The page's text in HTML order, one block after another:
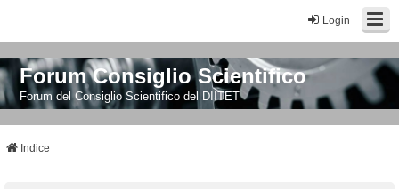
Login
Forum Consiglio Scientifico
Forum del Consiglio Scientifico del DIITET
Indice